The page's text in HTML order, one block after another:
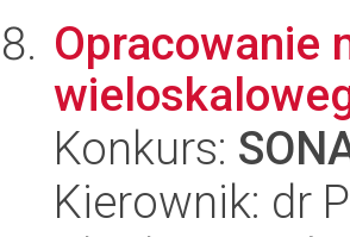
Opracowanie
Konkurs:
Kierownik: dr